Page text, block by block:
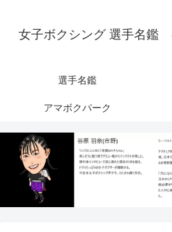
女子ボクシング 選手名鑑
選手名鑑
アマボクパーク